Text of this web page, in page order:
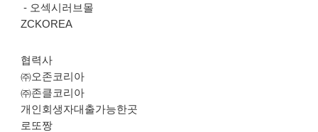
- 오섹시러브몰
ZCKOREA
협력사
㈜오존코리아
㈜존클코리아
개인회생자대출가능한곳
로또짱